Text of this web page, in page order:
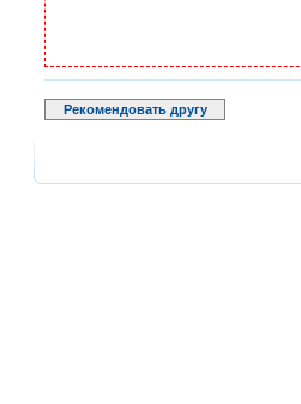
Рекомендовать другу